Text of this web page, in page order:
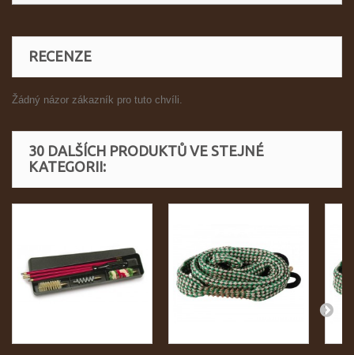
RECENZE
Žádný názor zákazník pro tuto chvíli.
30 DALŠÍCH PRODUKTŮ VE STEJNÉ
KATEGORII: